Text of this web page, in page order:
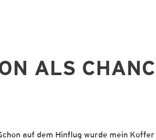
ALS
auf dem Hinflug wurde mein